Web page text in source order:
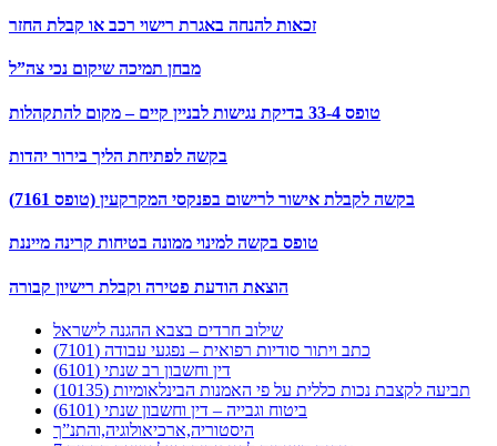
זכאות להנחה באגרת רישוי רכב או קבלת החזר
מבחן תמיכה שיקום נכי צה”ל
טופס 33-4 בדיקת נגישות לבניין קיים – מקום להתקהלות
בקשה לפתיחת הליך בירור יהדות
בקשה לקבלת אישור לרישום בפנקסי המקרקעין (טופס 7161)
טופס בקשה למינוי ממונה בטיחות קרינה מייננת
הוצאת הודעת פטירה וקבלת רישיון קבורה
שילוב חרדים בצבא ההגנה לישראל
כתב ויתור סודיות רפואית – נפגעי עבודה (7101)
דין וחשבון רב שנתי (6101)
תביעה לקצבת נכות כללית על פי האמנות הבינלאומיות (10135)
ביטוח וגבייה – דין וחשבון שנתי (6101)
היסטוריה,ארכיאולוגיה,והתנ”ך